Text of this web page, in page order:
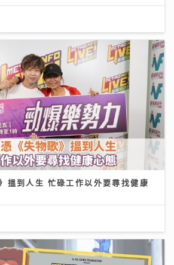
搵到人生 忙碌工作以外要尋找健康